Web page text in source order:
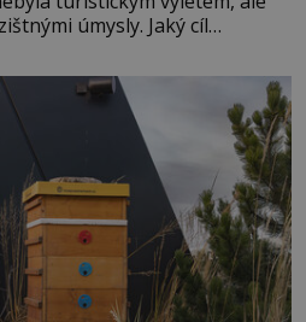
úmysly. Jaký cíl
v Pobaltí kontaktoval tamní
oblasti žádným nováčkem,